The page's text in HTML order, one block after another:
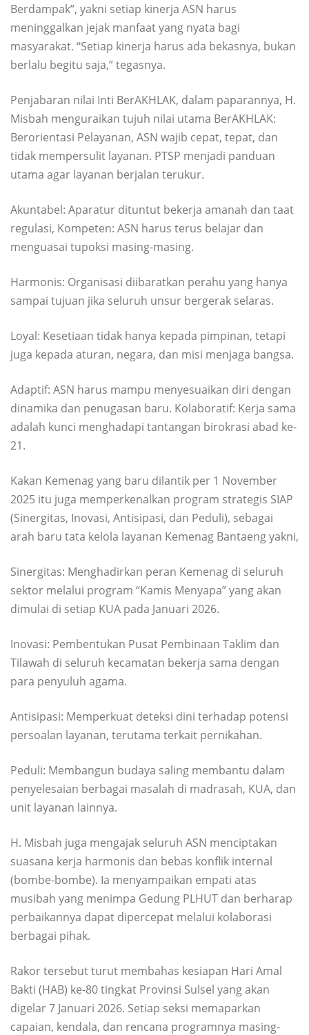
Berdampak”, yakni setiap kinerja ASN harus
meninggalkan jejak manfaat yang nyata bagi
masyarakat. “Setiap kinerja harus ada bekasnya, bukan
berlalu begitu saja,” tegasnya.
Penjabaran nilai Inti BerAKHLAK, dalam paparannya, H.
Misbah menguraikan tujuh nilai utama BerAKHLAK:
Berorientasi Pelayanan, ASN wajib cepat, tepat, dan
tidak mempersulit layanan. PTSP menjadi panduan
utama agar layanan berjalan terukur.
Akuntabel: Aparatur dituntut bekerja amanah dan taat
regulasi, Kompeten: ASN harus terus belajar dan
menguasai tupoksi masing-masing.
Harmonis: Organisasi diibaratkan perahu yang hanya
sampai tujuan jika seluruh unsur bergerak selaras.
Loyal: Kesetiaan tidak hanya kepada pimpinan, tetapi
juga kepada aturan, negara, dan misi menjaga bangsa.
Adaptif: ASN harus mampu menyesuaikan diri dengan
dinamika dan penugasan baru. Kolaboratif: Kerja sama
adalah kunci menghadapi tantangan birokrasi abad ke-
21.
Kakan Kemenag yang baru dilantik per 1 November
2025 itu juga memperkenalkan program strategis SIAP
(Sinergitas, Inovasi, Antisipasi, dan Peduli), sebagai
arah baru tata kelola layanan Kemenag Bantaeng yakni,
Sinergitas: Menghadirkan peran Kemenag di seluruh
sektor melalui program “Kamis Menyapa” yang akan
dimulai di setiap KUA pada Januari 2026.
Inovasi: Pembentukan Pusat Pembinaan Taklim dan
Tilawah di seluruh kecamatan bekerja sama dengan
para penyuluh agama.
Antisipasi: Memperkuat deteksi dini terhadap potensi
persoalan layanan, terutama terkait pernikahan.
Peduli: Membangun budaya saling membantu dalam
penyelesaian berbagai masalah di madrasah, KUA, dan
unit layanan lainnya.
H. Misbah juga mengajak seluruh ASN menciptakan
suasana kerja harmonis dan bebas konflik internal
(bombe-bombe). Ia menyampaikan empati atas
musibah yang menimpa Gedung PLHUT dan berharap
perbaikannya dapat dipercepat melalui kolaborasi
berbagai pihak.
Rakor tersebut turut membahas kesiapan Hari Amal
Bakti (HAB) ke-80 tingkat Provinsi Sulsel yang akan
digelar 7 Januari 2026. Setiap seksi memaparkan
capaian, kendala, dan rencana programnya masing-